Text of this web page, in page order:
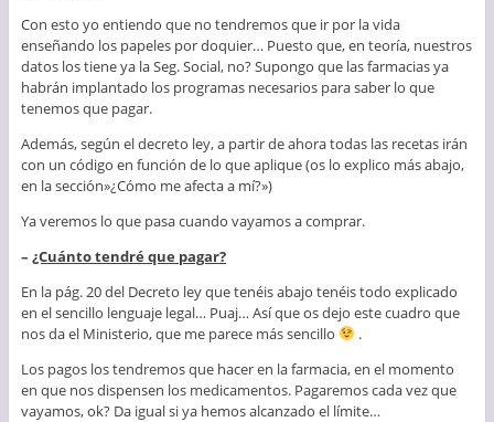
Con esto yo entiendo que no tendremos que ir por la vida
enseñando los papeles por doquier… Puesto que, en teoría, nuestros
datos los tiene ya la Seg. Social, no? Supongo que las farmacias ya
habrán implantado los programas necesarios para saber lo que
tenemos que pagar.
Además, según el decreto ley, a partir de ahora todas las recetas irán
con un código en función de lo que aplique (os lo explico más abajo,
en la sección»¿Cómo me afecta a mí?»)
Ya veremos lo que pasa cuando vayamos a comprar.
– ¿Cuánto tendré que pagar?
En la pág. 20 del Decreto ley que tenéis abajo tenéis todo explicado
en el sencillo lenguaje legal… Puaj… Así que os dejo este cuadro que
nos da el Ministerio, que me parece más sencillo
.
Los pagos los tendremos que hacer en la farmacia, en el momento
en que nos dispensen los medicamentos. Pagaremos cada vez que
vayamos, ok? Da igual si ya hemos alcanzado el límite…